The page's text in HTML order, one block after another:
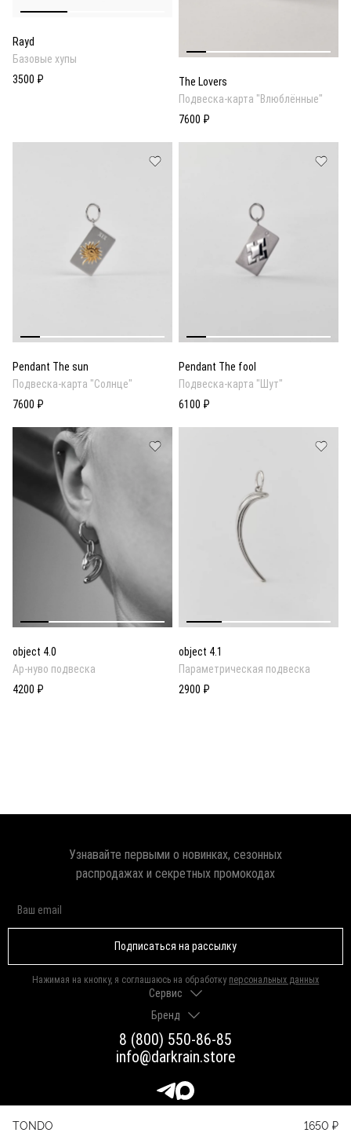
Rayd
Базовые хупы
3500 ₽
The Lovers
Подвеска-карта "Влюблённые"
7600 ₽
Pendant The sun
Подвеска-карта "Солнце"
7600 ₽
Pendant The fool
Подвеска-карта "Шут"
6100 ₽
object 4.0
Ар-нуво подвеска
4200 ₽
object 4.1
Параметрическая подвеска
2900 ₽
TONDO 1650 ₽
8 (800) 550-86-85
info@darkrain.store
Сервис
Доставка и оплата
Гарантии и возврат
Как выбрать размер
Уход за украшениями
Яндекс Пэй
Долями
Бренд
О нас
Программа лояльности
Магазины
Узнавайте первыми о новинках, сезонных
распродажах и секретных промокодах
Подписаться на рассылку
Нажимая на кнопку, я соглашаюсь на обработку персональных данных